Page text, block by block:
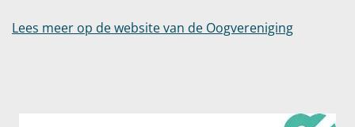
Lees meer op de website van de Oogvereniging